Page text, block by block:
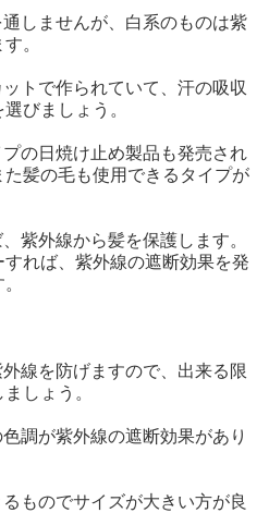
しませんが、白系のものは紫
。
トで作られていて、汗の吸収
びましょう。
の日焼け止め製品も発売され
髪の毛も使用できるタイプが
紫外線から髪を保護します。
れば、紫外線の遮断効果を発
線を防げますので、出来る限
しょう。
調が紫外線の遮断効果があり
ものでサイズが大きい方が良